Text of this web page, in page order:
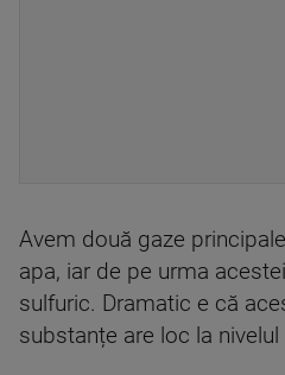
Avem două gaze
apa, iar de pe urma
sulfuric. Dramatic e că
substanțe are loc la